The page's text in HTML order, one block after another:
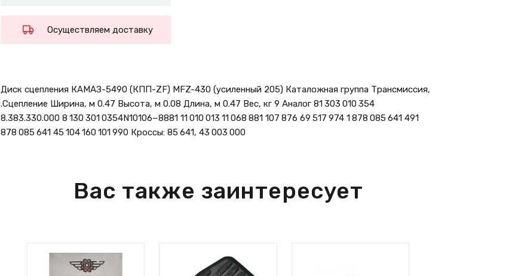
Осуществляем доставку
Диск сцепления КАМАЗ-5490 (КПП-ZF) MFZ-430 (усиленный 205) Каталожная группа Трансмиссия,
.Сцепление Ширина, м 0.47 Высота, м 0.08 Длина, м 0.47 Вес, кг 9 Аналог 81 303 010 354
8.383.330.000 8 130 301 0354N10106−8881 11 010 013 11 068 881 107 876 69 517 974 1 878 085 641 491
878 085 641 45 104 160 101 990 Кроссы: 85 641, 43 003 000
Вас также заинтересует